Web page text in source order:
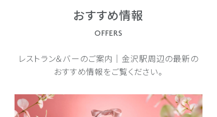
おすすめ情報
OFFERS
レストラン＆バーのご案内｜金沢駅周辺の最新の
おすすめ情報をご覧ください。